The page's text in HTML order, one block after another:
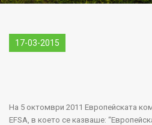
17-03-2015
На 5 октомври 2011 Европейската
EFSA , в което се казваше: “